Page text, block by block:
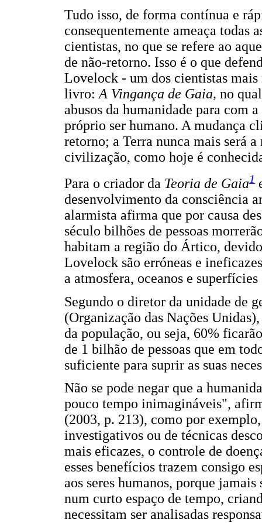
Tudo isso, de forma contínua e
consequentemente ameaça todas
cientistas, no que se refere ao
de não-retorno. Isso é o que
Lovelock - um dos cientistas mais
livro: A Vingança de Gaia, no
abusos da humanidade para com
próprio ser humano. A mudança
retorno; a Terra nunca mais será
civilização, como hoje é
Para o criador da Teoria de Gaia1
desenvolvimento da consciência
alarmista afirma que por causa
século bilhões de pessoas
habitam a região do Ártico,
Lovelock são erróneas e
a atmosfera, oceanos e
Segundo o diretor da unidade de
(Organização das Nações
da população, ou seja, 60%
de 1 bilhão de pessoas que em
suficiente para suprir as suas
Não se pode negar que a
pouco tempo inimagináveis",
(2003, p. 213), como por
investigativos ou de técnicas
mais eficazes, o controle de
esses benefícios trazem consigo
aos seres humanos, porque
num curto espaço de tempo,
necessitam ser analisadas